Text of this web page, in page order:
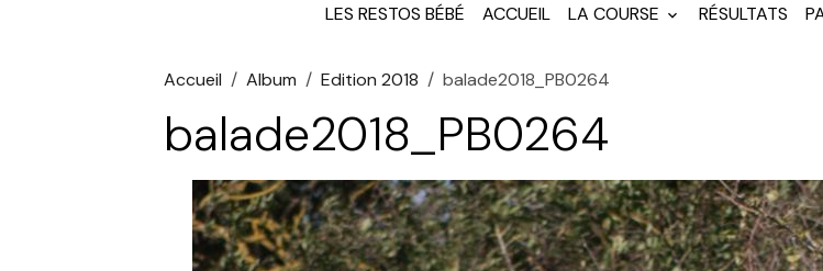
LES RESTOS BÉBÉ ACCUEIL LA COURSE RÉSULTATS
Accueil Album Edition 2018 balade2018_PB0264
balade2018_PB0264